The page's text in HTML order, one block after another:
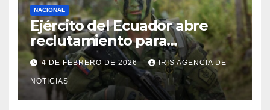
NACIONAL
Ejército del Ecuador abre
reclutamiento para
bachilleres a partir de este
viernes 6 de febrero
4 DE FEBRERO DE 2026 IRIS AGENCIA DE
NOTICIAS